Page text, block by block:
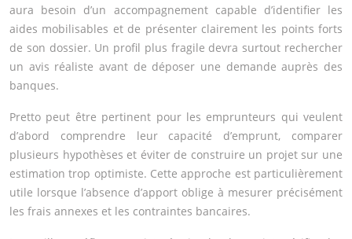
aura besoin d’un accompagnement capable d’identifier les
aides mobilisables et de présenter clairement les points forts
de son dossier. Un profil plus fragile devra surtout rechercher
un avis réaliste avant de déposer une demande auprès des
banques.
Pretto peut être pertinent pour les emprunteurs qui veulent
d’abord comprendre leur capacité d’emprunt, comparer
plusieurs hypothèses et éviter de construire un projet sur une
estimation trop optimiste. Cette approche est particulièrement
utile lorsque l’absence d’apport oblige à mesurer précisément
les frais annexes et les contraintes bancaires.